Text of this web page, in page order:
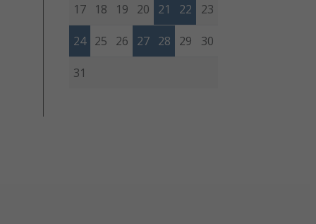
17 18 19 20 21 22 23
24 25 26 27 28 29 30
31